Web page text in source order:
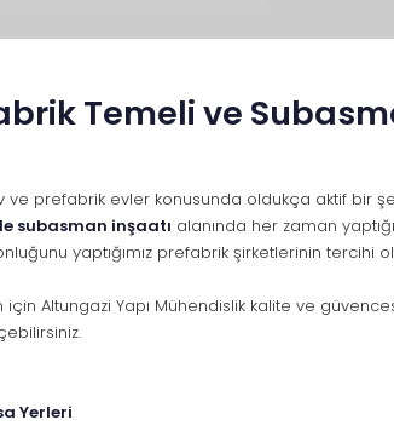
Temeli ve
prefabrik evler konusunda oldukça aktif bir
subasman inşaatı alanında her zaman
yaptığımız prefabrik şirketlerinin tercihi
için Altungazi Yapı Mühendislik kalite ve
Yerleri